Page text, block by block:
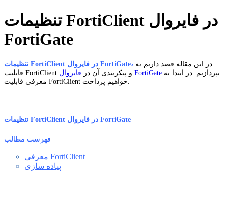
تنظیمات FortiClient در فایروال
FortiGate
تنظیمات FortiClient در فایروال FortiGate،
قابلیت FortiClient و پیکربندی آن در فایروال FortiGate
تنظیمات FortiClient در فایروال FortiGate
فهرست مطالب
معرفی FortiClient
پیاده سازی